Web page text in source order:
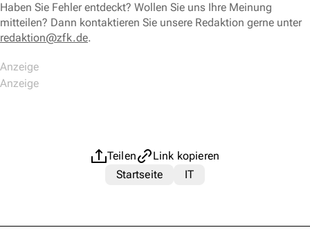
Haben Sie Fehler entdeckt? Wollen Sie uns Ihre Meinung
mitteilen? Dann kontaktieren Sie unsere Redaktion gerne unter
redaktion@zfk.de.
Teilen
Link kopieren
Startseite
IT